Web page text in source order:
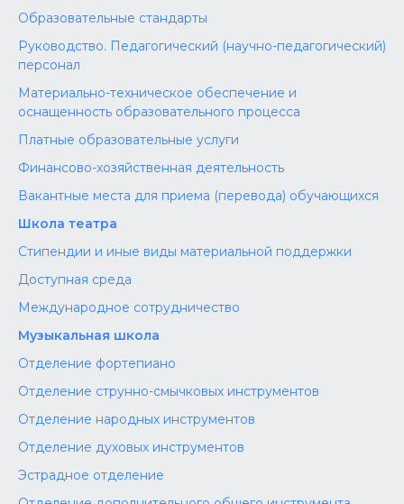
Образовательные стандарты
Руководство. Педагогический (научно-педагогический)
персонал
Материально-техническое обеспечение и
оснащенность образовательного процесса
Платные образовательные услуги
Финансово-хозяйственная деятельность
Вакантные места для приема (перевода) обучающихся
Школа театра
Стипендии и иные виды материальной поддержки
Доступная среда
Международное сотрудничество
Музыкальная школа
Отделение фортепиано
Отделение струнно-смычковых инструментов
Отделение народных инструментов
Отделение духовых инструментов
Эстрадное отделение